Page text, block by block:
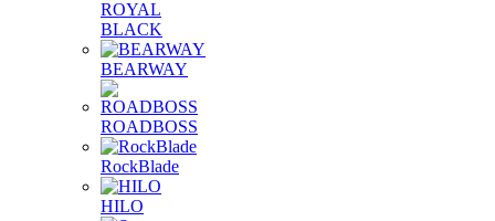
ROYAL
BLACK
BEARWAY
ROADBOSS
RockBlade
HILO